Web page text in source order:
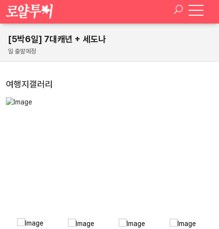
[5박6일] 7대캐년 + 세도나
일 출발예정
여행지갤러리